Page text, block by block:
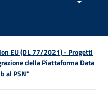
EU (DL 77/2021) - Progetti
della Piattaforma Data
al PSN"